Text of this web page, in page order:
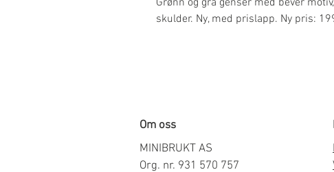
skulder. Ny, med prislapp. Ny pris:
Om oss
MINIBRUKT AS
Org. nr. 931 570 757